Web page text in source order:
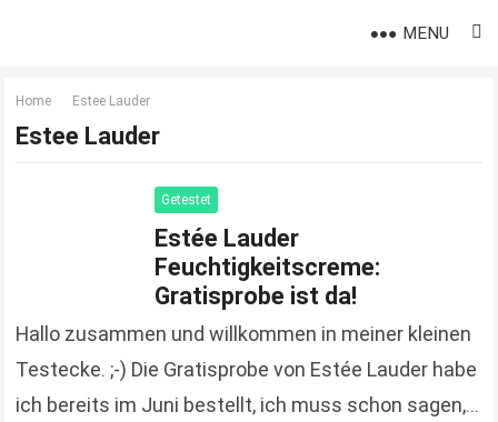
MENU
Home Estee Lauder
Estee Lauder
Getestet
Estée Lauder
Feuchtigkeitscreme:
Gratisprobe ist da!
Hallo zusammen und willkommen in meiner kleinen
Testecke. ;-) Die Gratisprobe von Estée Lauder habe
ich bereits im Juni bestellt, ich muss schon sagen,